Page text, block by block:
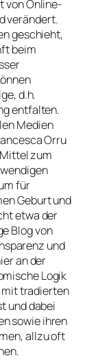
von Online-
verändert.
geschieht,
beim
d.h.
entfalten.
Medien
Orru
zum
für
Geburt und
etwa der
Blog von
und
an der
Logik
tradierten
und dabei
sowie ihren
allzu oft